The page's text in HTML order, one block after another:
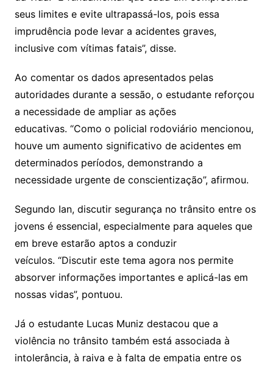
seus limites e evite ultrapassá-los, pois essa
imprudência pode levar a acidentes graves,
inclusive com vítimas fatais”, disse.
Ao comentar os dados apresentados pelas
autoridades durante a sessão, o estudante reforçou
a necessidade de ampliar as ações
educativas. “Como o policial rodoviário mencionou,
houve um aumento significativo de acidentes em
determinados períodos, demonstrando a
necessidade urgente de conscientização”, afirmou.
Segundo Ian, discutir segurança no trânsito entre os
jovens é essencial, especialmente para aqueles que
em breve estarão aptos a conduzir
veículos. “Discutir este tema agora nos permite
absorver informações importantes e aplicá-las em
nossas vidas”, pontuou.
Já o estudante Lucas Muniz destacou que a
violência no trânsito também está associada à
intolerância, à raiva e à falta de empatia entre os